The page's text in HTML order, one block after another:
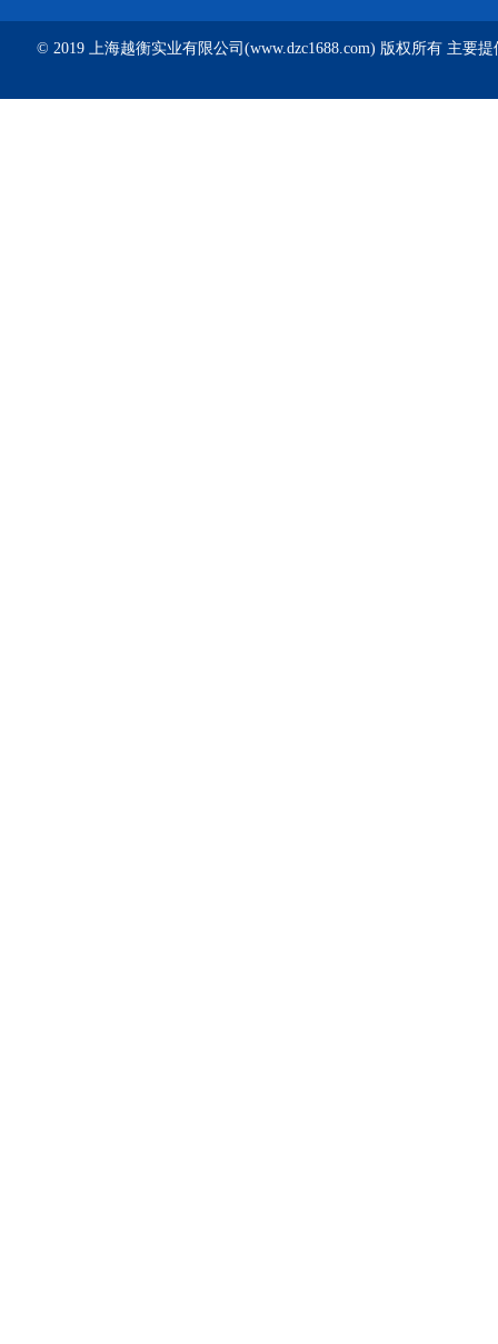
© 2019 上海越衡实业有限公司(www.dzc1688.com) 版权所有 主要提